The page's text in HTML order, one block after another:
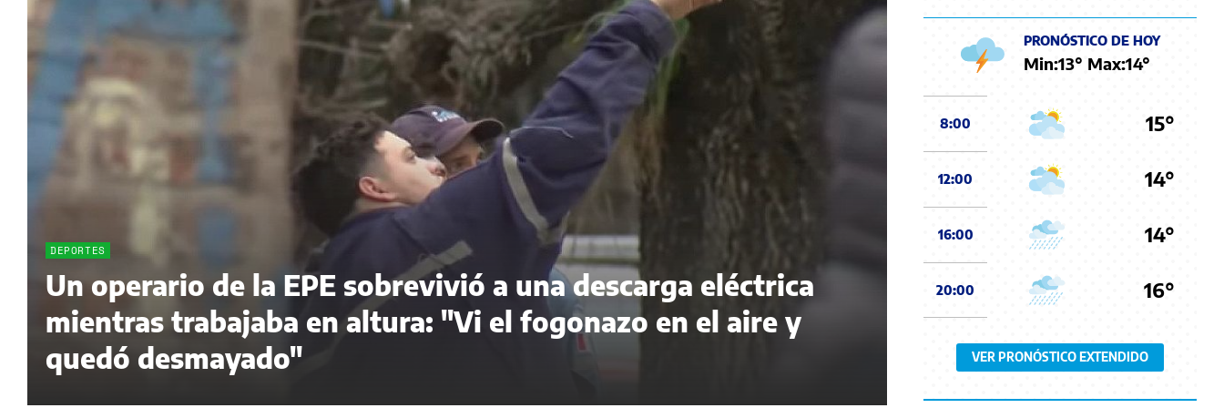
DEPORTES
Un operario de la EPE sobrevivió a una descarga eléctrica
mientras trabajaba en altura: "Vi el fogonazo en el aire y
quedó desmayado"
PRONÓSTICO DE HOY
Min:13° Max:14°
8:00 15°
12:00 14°
16:00 14°
20:00 16°
VER PRONÓSTICO EXTENDIDO